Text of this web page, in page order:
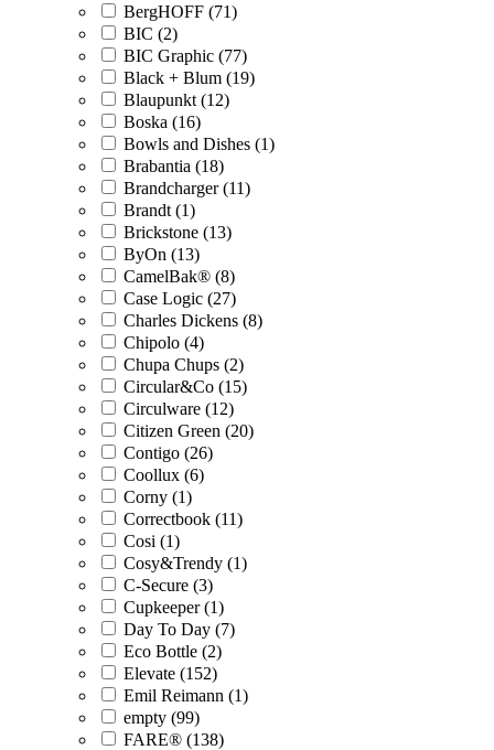
BergHOFF (71)
BIC (2)
BIC Graphic (77)
Black + Blum (19)
Blaupunkt (12)
Boska (16)
Bowls and Dishes (1)
Brabantia (18)
Brandcharger (11)
Brandt (1)
Brickstone (13)
ByOn (13)
CamelBak® (8)
Case Logic (27)
Charles Dickens (8)
Chipolo (4)
Chupa Chups (2)
Circular&Co (15)
Circulware (12)
Citizen Green (20)
Contigo (26)
Coollux (6)
Corny (1)
Correctbook (11)
Cosi (1)
Cosy&Trendy (1)
C-Secure (3)
Cupkeeper (1)
Day To Day (7)
Eco Bottle (2)
Elevate (152)
Emil Reimann (1)
empty (99)
FARE® (138)